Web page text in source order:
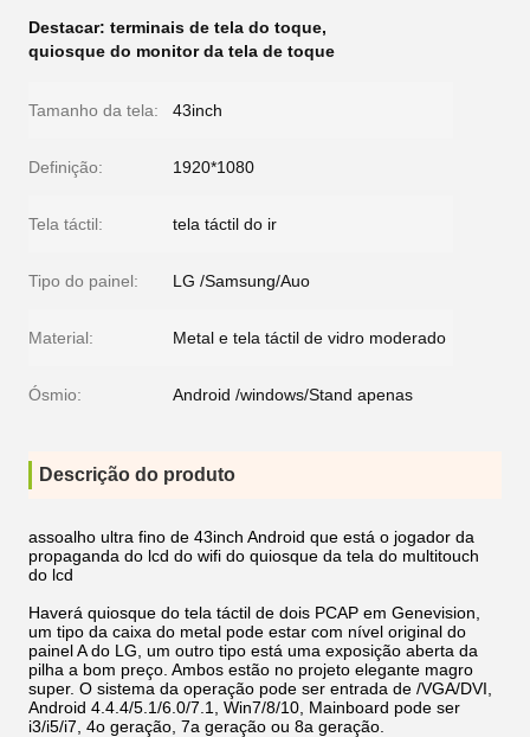
Destacar: terminais de tela do toque,
quiosque do monitor da tela de toque
Tamanho da tela: 43inch
Definição: 1920*1080
Tela táctil: tela táctil do ir
Tipo do painel: LG /Samsung/Auo
Material: Metal e tela táctil de vidro moderado
Ósmio: Android /windows/Stand apenas
Descrição do produto
assoalho ultra fino de 43inch Android que está o jogador da
propaganda do lcd do wifi do quiosque da tela do multitouch
do lcd
Haverá quiosque do tela táctil de dois PCAP em Genevision,
um tipo da caixa do metal pode estar com nível original do
painel A do LG, um outro tipo está uma exposição aberta da
pilha a bom preço. Ambos estão no projeto elegante magro
super. O sistema da operação pode ser entrada de /VGA/DVI,
Android 4.4.4/5.1/6.0/7.1, Win7/8/10, Mainboard pode ser
i3/i5/i7, 4o geração, 7a geração ou 8a geração.